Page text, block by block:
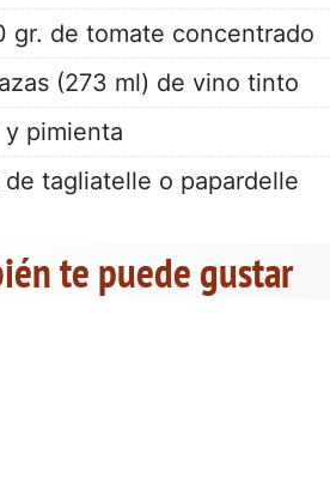
gr. de tomate concentrado
(273 ml) de vino tinto
y pimienta
de tagliatelle o papardelle
te puede gustar